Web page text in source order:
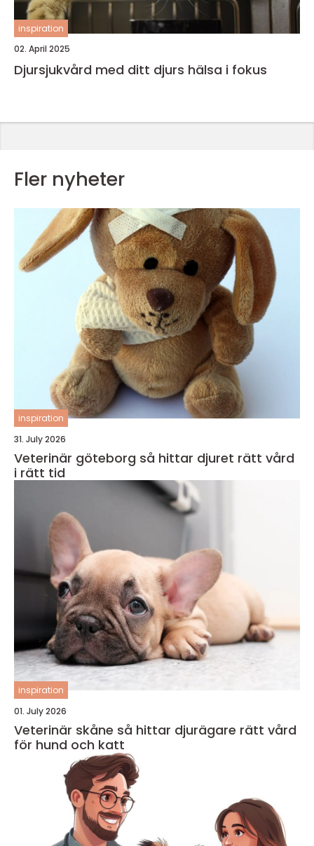
inspiration
02. April 2025
Djursjukvård med ditt djurs hälsa i fokus
Fler nyheter
inspiration
31. July 2026
Veterinär göteborg så hittar djuret rätt vård
i rätt tid
inspiration
01. July 2026
Veterinär skåne så hittar djurägare rätt vård
för hund och katt